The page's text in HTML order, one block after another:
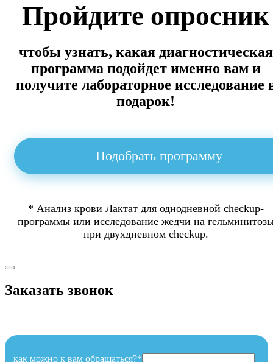
Пройдите опросник
чтобы узнать, какая диагностическая
программа подойдет именно вам и
получите лабораторное исследование
подарок!
Подобрать программу
* Анализ крови Лактат для однодневной checkup-
программы или исследование жедчи на
при двухдневном checkup.
Заказать звонок
как можно к вам обращаться?*